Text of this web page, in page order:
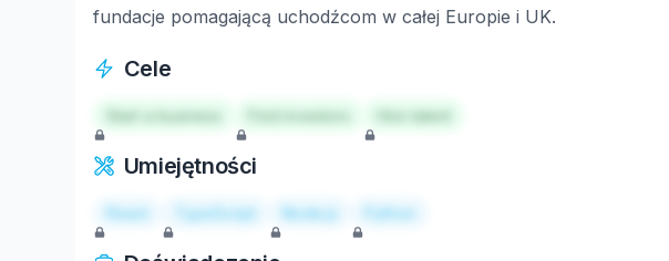
fundacje pomagającą uchodźcom w całej Europie i UK.
Cele
Start a business Hire talent
Umiejętności
React TypeScript Node.js Python